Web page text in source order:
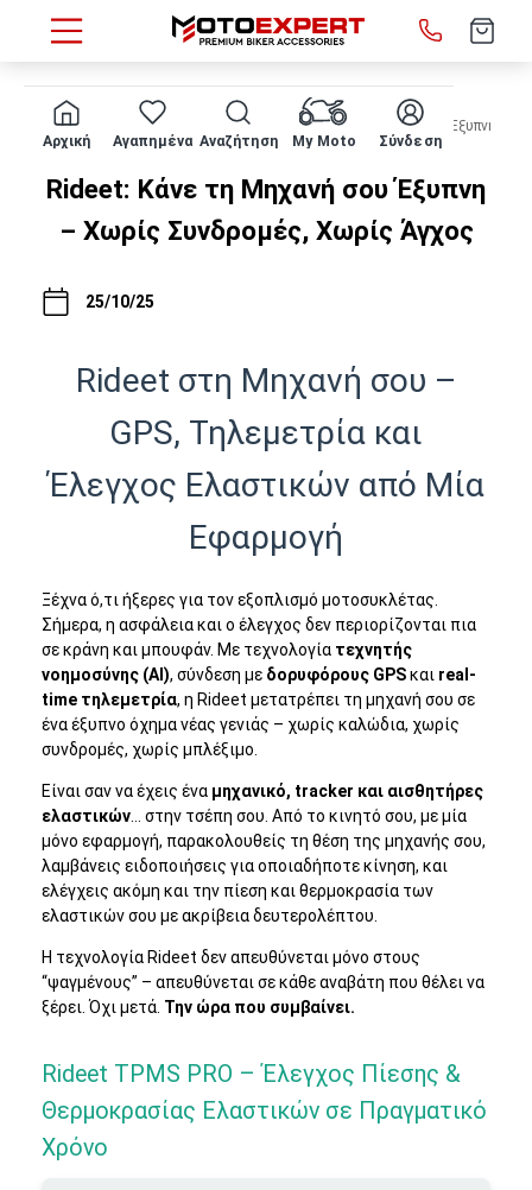
Αρχική Αγαπημένα Αναζήτηση My Moto Σύνδεση
HOME MOTOEXPERT BLOG Rideet: Κάνε τη Μηχανή σου Έξυπνη –
Rideet: Κάνε τη Μηχανή σου Έξυπνη
– Χωρίς Συνδρομές, Χωρίς Άγχος
25/10/25
Rideet στη Μηχανή σου –
GPS, Τηλεμετρία και
Έλεγχος Ελαστικών από Μία
Εφαρμογή
Ξέχνα ό,τι ήξερες για τον εξοπλισμό μοτοσυκλέτας.
Σήμερα, η ασφάλεια και ο έλεγχος δεν περιορίζονται πια
σε κράνη και μπουφάν. Με τεχνολογία τεχνητής
νοημοσύνης (AI), σύνδεση με δορυφόρους GPSκαι real-
time τηλεμετρία, η Rideet μετατρέπει τη μηχανή σου σε
ένα έξυπνο όχημα νέας γενιάς – χωρίς καλώδια, χωρίς
συνδρομές, χωρίς μπλέξιμο.
Είναι σαν να έχεις ένα μηχανικό, tracker και αισθητήρες
ελαστικών … στην τσέπη σου. Από το κινητό σου, με μία
μόνο εφαρμογή, παρακολουθείς τη θέση της μηχανής σου,
λαμβάνεις ειδοποιήσεις για οποιαδήποτε κίνηση, και
ελέγχεις ακόμη και την πίεση και θερμοκρασία των
ελαστικών σου με ακρίβεια δευτερολέπτου.
Η τεχνολογία Rideet δεν απευθύνεται μόνο στους
“ψαγμένους” – απευθύνεται σε κάθε αναβάτη που θέλει να
ξέρει. Όχι μετά. Την ώρα που συμβαίνει.
Rideet TPMS PRO – Έλεγχος Πίεσης &
Θερμοκρασίας Ελαστικών σε Πραγματικό
Χρόνο